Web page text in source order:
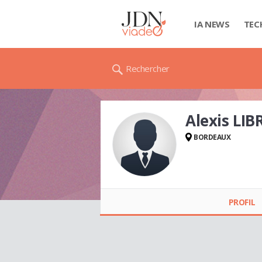
IA NEWS
Rechercher
Alexis
BORDEAUX
PROFIL